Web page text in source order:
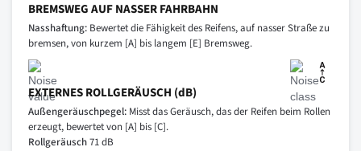
BREMSWEG AUF NASSER FAHRBAHN
Nasshaftung: Bewertet die Fähigkeit des Reifens, auf nasser Straße zu
bremsen, von kurzem [A] bis langem [E] Bremsweg.
EXTERNES ROLLGERÄUSCH (dB)
Außengeräuschpegel: Misst das Geräusch, das der Reifen beim Rollen
erzeugt, bewertet von [A] bis [C].
Rollgeräusch71 dB